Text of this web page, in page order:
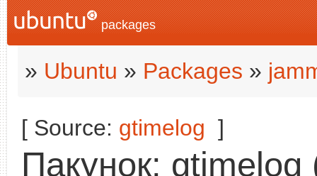
packages
» Ubuntu » Packages »
[ Source: gtimelog ]
Пакунок: gtimelog